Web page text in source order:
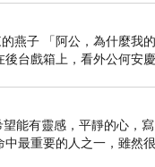
燕子 「阿公，為什麼我
後台戲箱上，看外公何安
能有靈感，平靜的心，
最重要的人之一，雖然